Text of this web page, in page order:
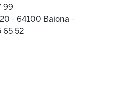
99
- 64100 Baiona -
65 52